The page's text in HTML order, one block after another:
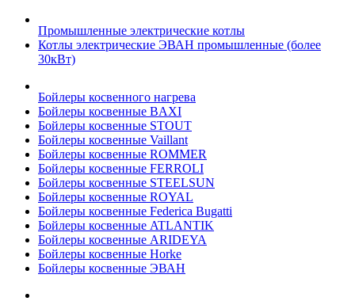
Промышленные электрические котлы
Котлы электрические ЭВАН промышленные (более
30кВт)
Бойлеры косвенного нагрева
Бойлеры косвенные BAXI
Бойлеры косвенные STOUT
Бойлеры косвенные Vaillant
Бойлеры косвенные ROMMER
Бойлеры косвенные FERROLI
Бойлеры косвенные STEELSUN
Бойлеры косвенные ROYAL
Бойлеры косвенные Federica Bugatti
Бойлеры косвенные ATLANTIK
Бойлеры косвенные ARIDEYA
Бойлеры косвенные Horke
Бойлеры косвенные ЭВАН